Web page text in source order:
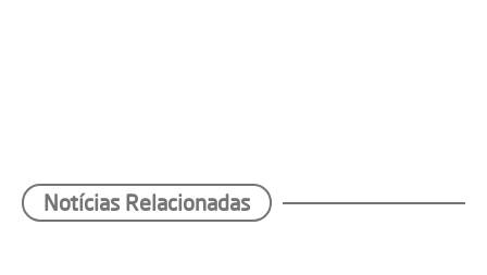
Notícias Relacionadas